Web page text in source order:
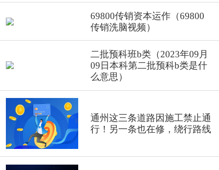
69800传销资本运作（69800
传销洗脑视频）
二批预科班b类（2023年09月
09日本科第二批预科b类是什
么意思）
通州这三条道路因施工禁止通
行！另一条也在修，绕行路线